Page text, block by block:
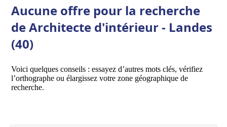
Aucune offre pour la recherche
de Architecte d'intérieur - Landes
(40)
Voici quelques conseils : essayez d’autres mots clés, vérifiez
l’orthographe ou élargissez votre zone géographique de
recherche.